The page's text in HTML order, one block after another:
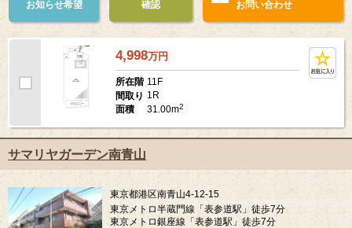
お知らせ希望
確認
お問い合わせ
4,998万円
所在階 11F
間取り 1R
面積
31.00m2
サマリヤガーデン南青山
東京都港区南青山4-12-15
東京メトロ半蔵門線「表参道駅」徒歩7分
東京メトロ銀座線「表参道駅」徒歩7分